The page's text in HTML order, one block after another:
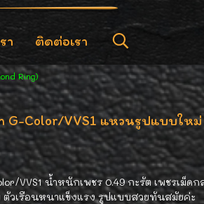
า ติดต่อเรา
Ring)
G-Color/VVS1 แหวนรูปแบบให
VVS1 น้ำหนักเพชร 0.49 กะรัต เพชรเม็ด
ตัวเรือนหนาแข็งแรง รูปแบบสวยทันสมัยค่ะ